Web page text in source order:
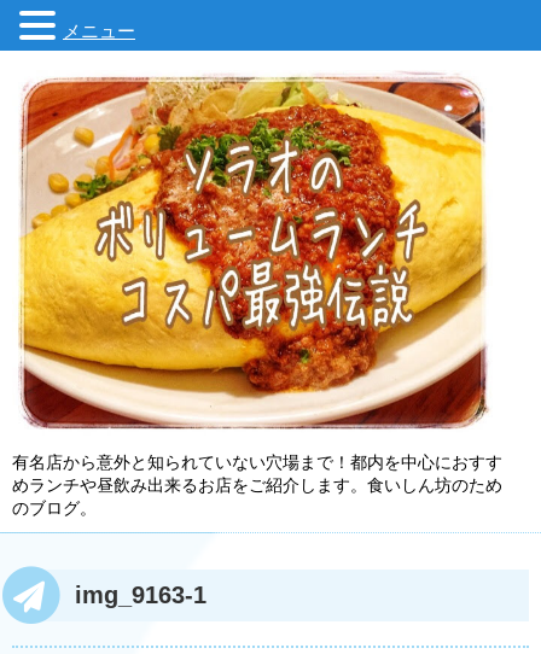
有名店から意外と知られていない穴場まで！都内を中心におすす
めランチや昼飲み出来るお店をご紹介します。食いしん坊のため
のブログ。
img_9163-1
メニュー